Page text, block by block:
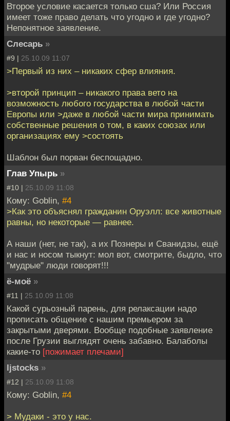
Второе условие касается только сша? Или Россия
имеет тоже право делать что угодно и где угодно?
Непонятное заявление.
Слесарь »
#9 | 25.10.09 11:07
>Первый из них – никаких сфер влияния.
>второй принцип – никакого права вето на
возможность любого государства в любой части
Европы или >даже в любой части мира принимать
собственные решения о том, в каких союзах или
организациях ему >состоять
Шаблон был порван беспощадно.
Глав Упырь »
#10 | 25.10.09 11:08
Кому: Goblin, #4
>Как это объяснял гражданин Оруэлл: все животные
равны, но некоторые — равнее.
А наши (нет, не так), а их Познеры и Сванидзы, ещё
и нас и носом тыкнут: мол вот, смотрите, быдло, что
"мудрые" люди говорят!!!
ё-моё »
#11 | 25.10.09 11:08
Какой сурьозный парень, для релаксации надо
прописать общение с нашим премьером за
закрытыми дверями. Вообще подобные заявление
после Грузии выглядят очень забавно. Балаболы
какие-то [пожимает плечами]
ljstocks »
#12 | 25.10.09 11:08
Кому: Goblin, #4
> Мудаки - это у нас.